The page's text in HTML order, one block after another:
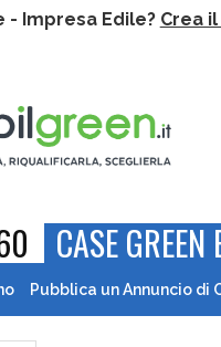
Impresa Edile? Crea
CASE GREEN
Pubblica un Annuncio di